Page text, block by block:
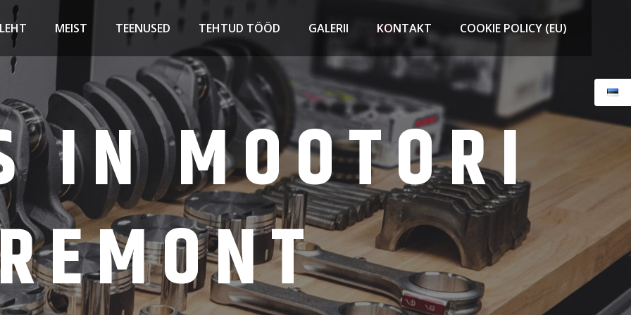
MEIST TEENUSED TEHTUD TÖÖD GALERII KONTAKT COOKIE POLICY (EU)
IN MOOTORI